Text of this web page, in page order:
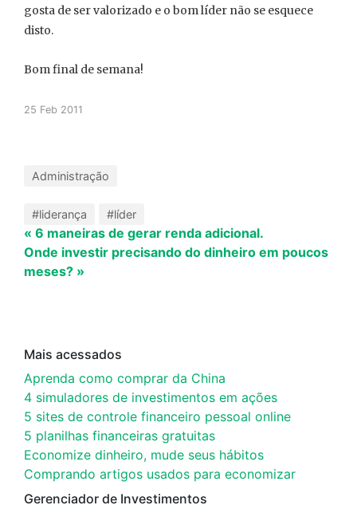
gosta de ser valorizado e o bom líder não se esquece
disto.
Bom final de semana!
25 Feb 2011
Administração
#liderança #líder
« 6 maneiras de gerar renda adicional.
Onde investir precisando do dinheiro em poucos
meses? »
Mais acessados
Aprenda como comprar da China
4 simuladores de investimentos em ações
5 sites de controle financeiro pessoal online
5 planilhas financeiras gratuitas
Economize dinheiro, mude seus hábitos
Comprando artigos usados para economizar
Gerenciador de Investimentos